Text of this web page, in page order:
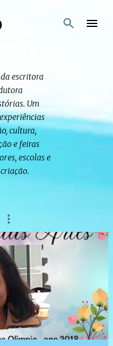
principal
escritora
Um
cultura,
e feiras
escolas e